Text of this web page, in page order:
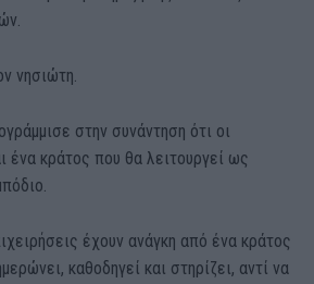
νησιώτη.
στην συνάντηση ότι οι
ένα κράτος που θα λειτουργεί ως
έχουν ανάγκη από ένα κράτος
καθοδηγεί και στηρίζει, αντί να